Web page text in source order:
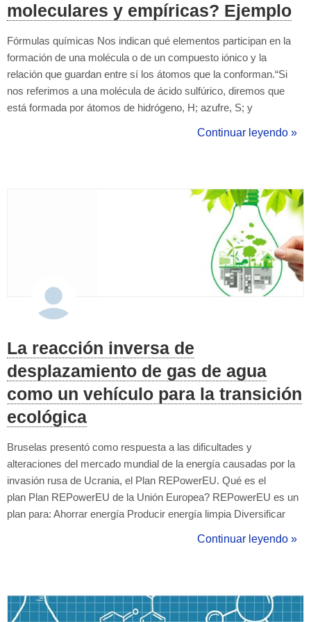
moleculares y empíricas? Ejemplo
Fórmulas químicas Nos indican qué elementos participan en la
formación de una molécula o de un compuesto iónico y la
relación que guardan entre sí los átomos que la conforman.“Si
nos referimos a una molécula de ácido sulfúrico, diremos que
está formada por átomos de hidrógeno, H; azufre, S; y
H2SO4". Debemos tener en cuenta que si nos referimo...
Continuar leyendo »
La reacción inversa de
desplazamiento de gas de agua
como un vehículo para la transición
ecológica
Bruselas presentó como respuesta a las dificultades y
alteraciones del mercado mundial de la energía causadas por la
invasión rusa de Ucrania, el Plan REPowerEU. Qué es el
plan Plan REPowerEU de la Unión Europea? REPowerEU es un
plan para: Ahorrar energía Producir energía limpia Diversificar
financieras y legales para construir la nueva infraestructura
Continuar leyendo »